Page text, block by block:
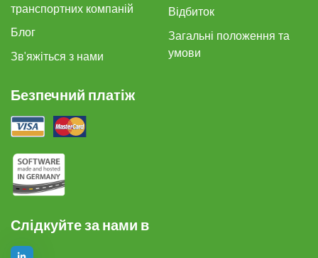
транспортних компаній
Блог
Зв'яжіться з нами
Відбиток
Загальні положення та
умови
Безпечний платіж
Слідкуйте за нами в